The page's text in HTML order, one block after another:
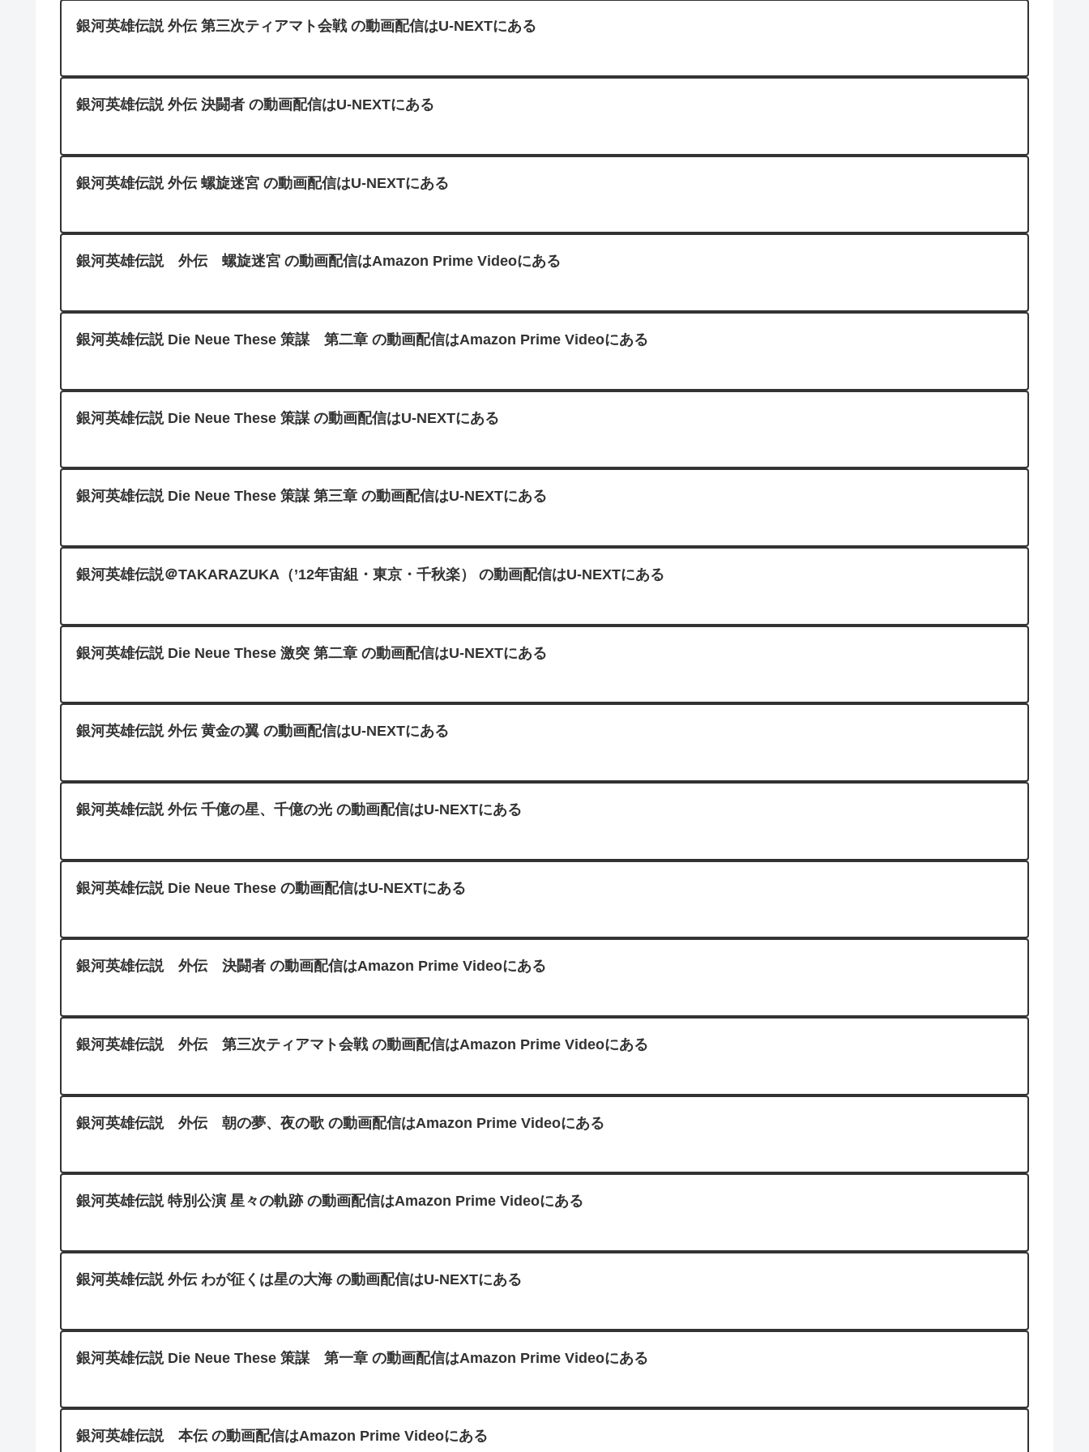
銀河英雄伝説 外伝 第三次ティアマト会戦 の動画配信はU-NEXTにある
銀河英雄伝説 外伝 決闘者 の動画配信はU-NEXTにある
銀河英雄伝説 外伝 螺旋迷宮 の動画配信はU-NEXTにある
銀河英雄伝説 外伝 螺旋迷宮 の動画配信はAmazon Prime Videoにある
銀河英雄伝説 Die Neue These 策謀 第二章 の動画配信はAmazon Prime Videoにある
銀河英雄伝説 Die Neue These 策謀 の動画配信はU-NEXTにある
銀河英雄伝説 Die Neue These 策謀 第三章 の動画配信はU-NEXTにある
銀河英雄伝説＠TAKARAZUKA（’12年宙組・東京・千秋楽） の動画配信はU-NEXTにある
銀河英雄伝説 Die Neue These 激突 第二章 の動画配信はU-NEXTにある
銀河英雄伝説 外伝 黄金の翼 の動画配信はU-NEXTにある
銀河英雄伝説 外伝 千億の星、千億の光 の動画配信はU-NEXTにある
銀河英雄伝説 Die Neue These の動画配信はU-NEXTにある
銀河英雄伝説 外伝 決闘者 の動画配信はAmazon Prime Videoにある
銀河英雄伝説 外伝 第三次ティアマト会戦 の動画配信はAmazon Prime Videoにある
銀河英雄伝説 外伝 朝の夢、夜の歌 の動画配信はAmazon Prime Videoにある
銀河英雄伝説 特別公演 星々の軌跡 の動画配信はAmazon Prime Videoにある
銀河英雄伝説 外伝 わが征くは星の大海 の動画配信はU-NEXTにある
銀河英雄伝説 Die Neue These 策謀 第一章 の動画配信はAmazon Prime Videoにある
銀河英雄伝説 本伝 の動画配信はAmazon Prime Videoにある